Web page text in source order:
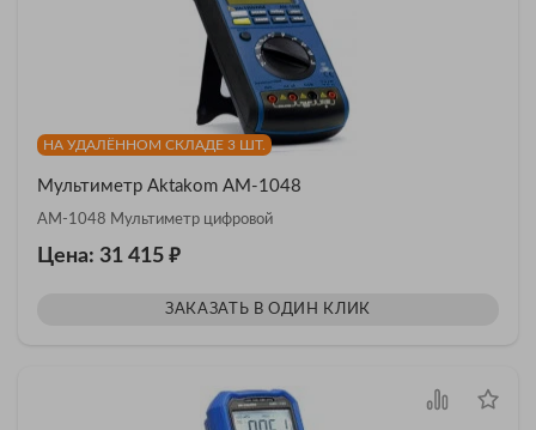
НА УДАЛЁННОМ СКЛАДЕ 3 ШТ.
Мультиметр Aktakom АМ-1048
АМ-1048 Мультиметр цифровой
Цена: 31 415 ₽
ЗАКАЗАТЬ В ОДИН КЛИК